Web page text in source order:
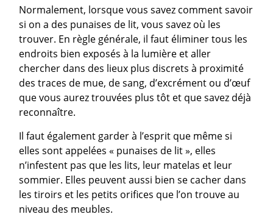
Normalement, lorsque vous savez comment savoir
si on a des punaises de lit, vous savez où les
trouver. En règle générale, il faut éliminer tous les
endroits bien exposés à la lumière et aller
chercher dans des lieux plus discrets à proximité
des traces de mue, de sang, d’excrément ou d’œuf
que vous aurez trouvées plus tôt et que savez déjà
reconnaître.
Il faut également garder à l’esprit que même si
elles sont appelées « punaises de lit », elles
n’infestent pas que les lits, leur matelas et leur
sommier. Elles peuvent aussi bien se cacher dans
les tiroirs et les petits orifices que l’on trouve au
niveau des meubles.